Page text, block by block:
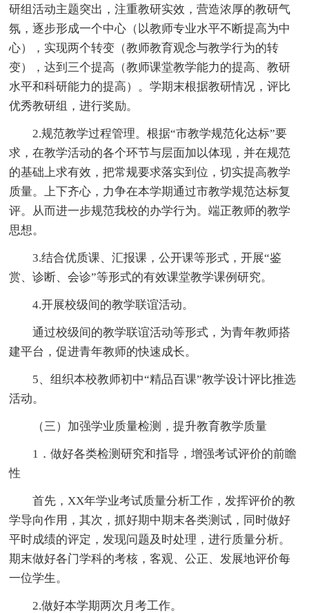
研组活动主题突出，注重教研实效，营造浓厚的教研气
氛，逐步形成一个中心（以教师专业水平不断提高为中
心），实现两个转变（教师教育观念与教学行为的转
变），达到三个提高（教师课堂教学能力的提高、教研
水平和科研能力的提高）。学期末根据教研情况，评比
优秀教研组，进行奖励。
2.规范教学过程管理。根据“市教学规范化达标”要
求，在教学活动的各个环节与层面加以体现，并在规范
的基础上求有效，把常规要求落实到位，切实提高教学
质量。上下齐心，力争在本学期通过市教学规范达标复
评。从而进一步规范我校的办学行为。端正教师的教学
思想。
3.结合优质课、汇报课，公开课等形式，开展“鉴
赏、诊断、会诊”等形式的有效课堂教学课例研究。
4.开展校级间的教学联谊活动。
通过校级间的教学联谊活动等形式，为青年教师搭
建平台，促进青年教师的快速成长。
5、组织本校教师初中“精品百课”教学设计评比推选
活动。
（三）加强学业质量检测，提升教育教学质量
1．做好各类检测研究和指导，增强考试评价的前瞻
性
首先，XX年学业考试质量分析工作，发挥评价的教
学导向作用，其次，抓好期中期末各类测试，同时做好
平时成绩的评定，发现问题及时处理，进行质量分析。
期末做好各门学科的考核，客观、公正、发展地评价每
一位学生。
2.做好本学期两次月考工作。